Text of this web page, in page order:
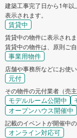
建築工事完了日から1年
表示されます。
賃貸中
賃貸中の物件に表示されま
賃貸中の物件は、原則ご
事業用物件
店舗や事務所などにお使
元付
その物件の元付業者（売
モデルルーム公開中
オープンハウス開催中
記載のイベントが開催中
オンライン対応可